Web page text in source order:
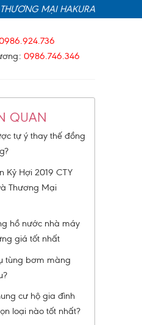
MẠI HAKURA
0986.746.346
QUAN
tự ý thay thế đồng
Kỷ Hợi 2019 CTY
Thương Mại
hồ nước nhà máy
giá tốt nhất
tùng bơm màng
cư hộ gia đình
loại nào tốt nhất?